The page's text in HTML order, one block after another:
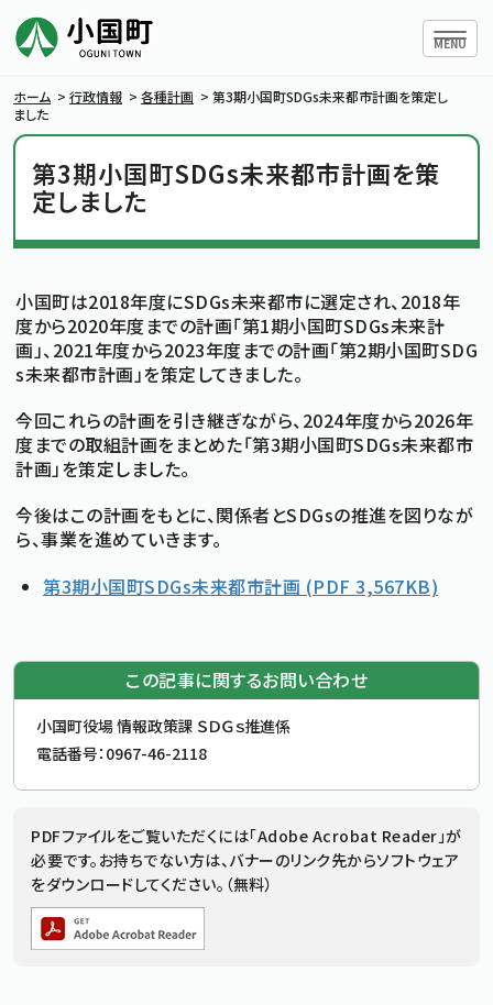
ハンバ
MENU
小国町について
暮らしの情報
行政情報
条例・規則
小国町議会
文字サイズ
背景色変更 白
背景色の変更：白
黒
背景色の変更：黒
青
背景色の変更：青
メニューを閉じる
ホーム > 行政情報 > 各種計画 > 第3期小国町SDGs未来都市計画を策定し
ました
第3期小国町SDGs未来都市計画を策
定しました
小国町は2018年度にSDGs未来都市に選定され、2018年
度から2020年度までの計画「第1期小国町SDGs未来計
画」、2021年度から2023年度までの計画「第2期小国町SDG
s未来都市計画」を策定してきました。
今回これらの計画を引き継ぎながら、2024年度から2026年
度までの取組計画をまとめた「第3期小国町SDGs未来都市
計画」を策定しました。
今後はこの計画をもとに、関係者とSDGsの推進を図りなが
ら、事業を進めていきます。
第3期小国町SDGs未来都市計画 (PDF 3,567KB)
この記事に関するお問い合わせ
お問合せ先
小国町役場 情報政策課 ＳＤＧｓ推進係
電話番号： 0967-46-2118
追加情報：PDFファイル
PDFファイルをご覧いただくには「Adobe Acrobat Reader」が
必要です。お持ちでない方は、バナーのリンク先からソフトウェア
をダウンロードしてください。（無料）